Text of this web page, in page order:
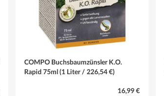
COMPO Buchsbaumzünsler K.O.
Rapid 75ml (1 Liter / 226,54 €)
16,99 €